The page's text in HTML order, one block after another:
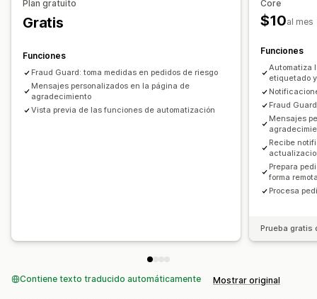
API
Lógica condicional
Activadores personalizados
Tareas programadas
Flujos de trabajo personalizados
Múltiples tiendas
Plan gratuito
Gratis
Funciones
Fraud Guard: toma medidas en pedidos de riesgo
Mensajes personalizados en la página de
agradecimiento
Vista previa de las funciones de automatización
Core
$10al mes
Funciones
Automatiza
etiquetado
Fraud
Mensajes
Recibe
Prepara
forma
Procesa
Prueba gratis
Contiene texto traducido automáticamente Mostrar original